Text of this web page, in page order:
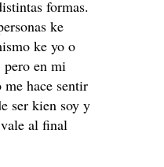
formas.
ke
ke yo o
pero en mi
hace sentir
ser kien soy y
al final